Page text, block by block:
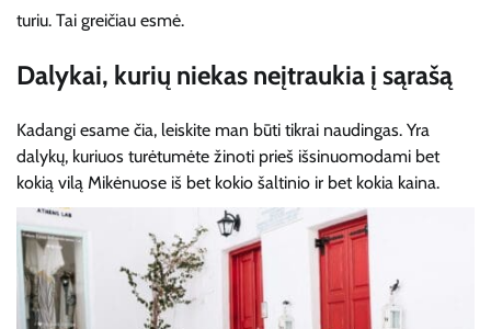
turiu. Tai greičiau esmė.
Dalykai, kurių niekas neįtraukia į sąrašą
Kadangi esame čia, leiskite man būti tikrai naudingas. Yra
dalykų, kuriuos turėtumėte žinoti prieš išsinuomodami bet
kokią vilą Mikėnuose iš bet kokio šaltinio ir bet kokia kaina.